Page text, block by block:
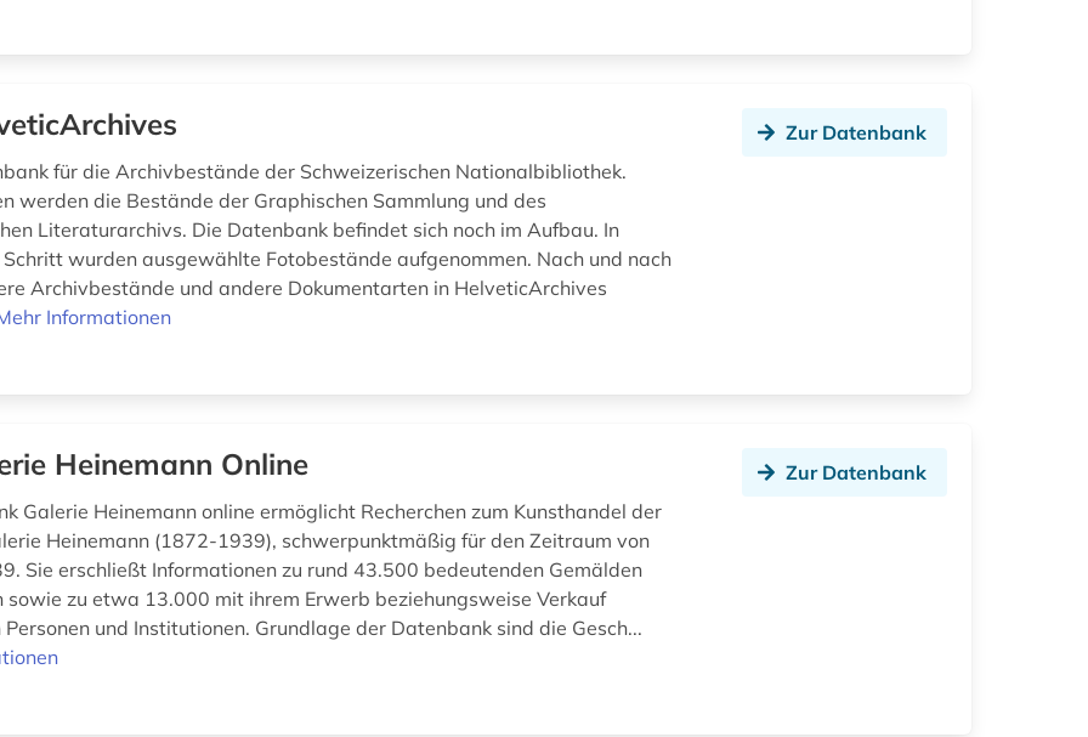
für die Archivbestände der Schweizerischen Nationalbibliothek.
werden die Bestände der Graphischen Sammlung und des
Literaturarchivs. Die Datenbank befindet sich noch im Aufbau. In
wurden ausgewählte Fotobestände aufgenommen. Nach und nach
Archivbestände und andere Dokumentarten in HelveticArchives
Informationen
Zur Datenbank
Heinemann Online
Galerie Heinemann online ermöglicht Recherchen zum Kunsthandel der
Heinemann (1872-1939), schwerpunktmäßig für den Zeitraum von
Sie erschließt Informationen zu rund 43.500 bedeutenden Gemälden
sowie zu etwa 13.000 mit ihrem Erwerb beziehungsweise Verkauf
und Institutionen. Grundlage der Datenbank sind die Gesch...
Zur Datenbank